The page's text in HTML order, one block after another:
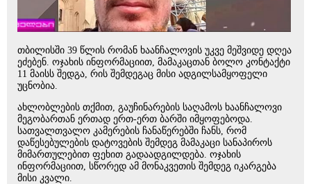
თბილისში 39 წლის რომან ხაანჩალოვის უკვე მეშვიდე დღეა
ეძებენ. ოჯახის ინფორმაციით, მამაკაცთან ბოლო კონტაქტი
11 მაისს შედგა, რის შემდეგაც მისი ადგილსამყოფელი
უცნობია.
ახლობლების თქმით, გაუჩინარების საღამოს ხაანჩალოვი
მეგობართან ერთად ერთ-ერთ ბარში იმყოფებოდა.
სათვალთვალო კამერების ჩანაწერებში ჩანს, რომ
დაწესებულების დატოვების შემდეგ მამაკაცი სანაპიროს
მიმართულებით ფეხით გადაადგილდება. ოჯახის
ინფორმაციით, სწორედ ამ მონაკვეთის შემდეგ იკარგება
მისი კვალი.